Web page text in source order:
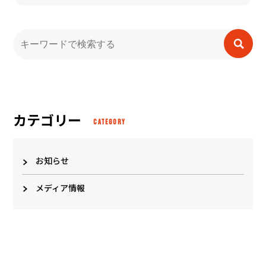
カテゴリー CATEGORY
お知らせ
メディア情報